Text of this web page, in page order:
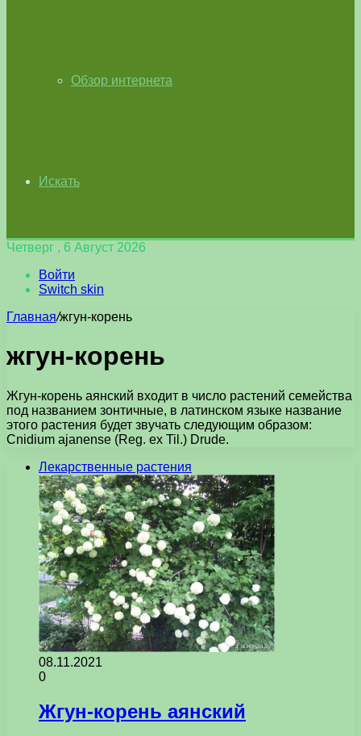
Обзор интернета
Искать
Четверг , 6 Август 2026
Войти
Switch skin
Главная/жгун-корень
жгун-корень
Жгун-корень аянский входит в число растений семейства
под названием зонтичные, в латинском языке название
этого растения будет звучать следующим образом:
Cnidium ajanense (Reg. ex Til.) Drude.
Лекарственные растения
08.11.2021
0
Жгун-корень аянский